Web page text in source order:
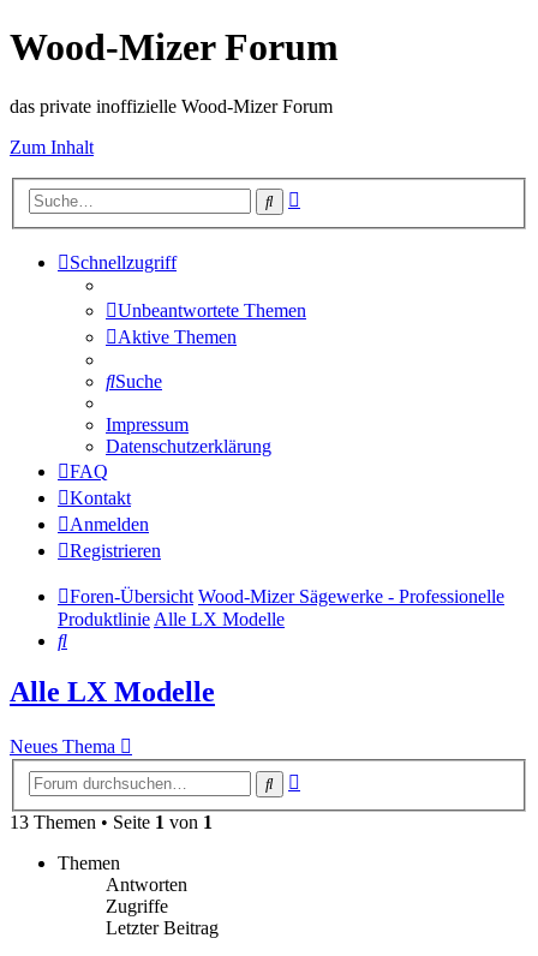
Wood-Mizer Forum
das private inoffizielle Wood-Mizer Forum
Zum Inhalt
Suche
Schnellzugriff
Unbeantwortete Themen
Aktive Themen
Suche
Impressum
Datenschutzerklärung
FAQ
Kontakt
Anmelden
Registrieren
Foren-Übersicht Wood-Mizer Sägewerke - Professionelle
ProduktlinieAlle LX Modelle
Suche
Alle LX Modelle
Neues Thema
Suche
13 Themen • Seite 1 von 1
Themen
Antworten
Zugriffe
Letzter Beitrag